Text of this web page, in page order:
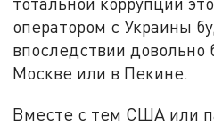
оператором с Украины
впоследствии довольно
Москве или в Пекине.
Вместе с тем США или